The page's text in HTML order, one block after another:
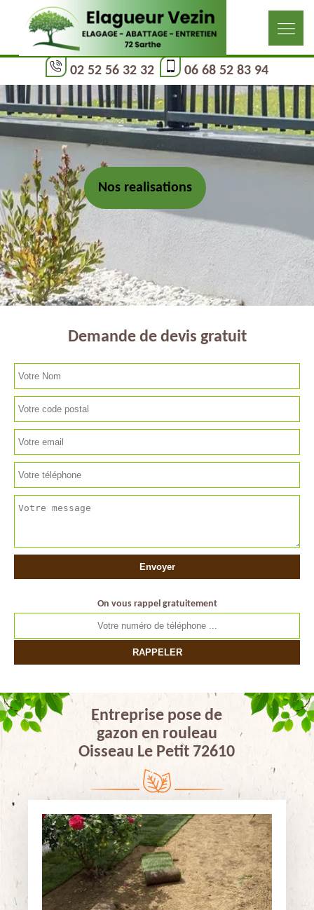
02 52 56 32 32 06 68 52 83 94
Nos realisations
Demande de devis gratuit
On vous rappel gratuitement
Entreprise pose de
gazon en rouleau
Oisseau Le Petit 72610